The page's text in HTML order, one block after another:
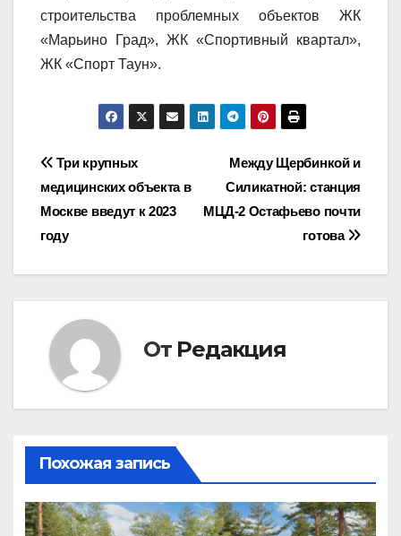
строительства проблемных объектов ЖК
«Марьино Град», ЖК «Спортивный квартал»,
ЖК «Спорт Таун».
Навигация
по
записям
Между Щербинкой и
Силикатной: станция
МЦД-2 Остафьево почти
готова
Три крупных
медицинских объекта в
Москве введут к 2023
году
От Редакция
Похожая запись